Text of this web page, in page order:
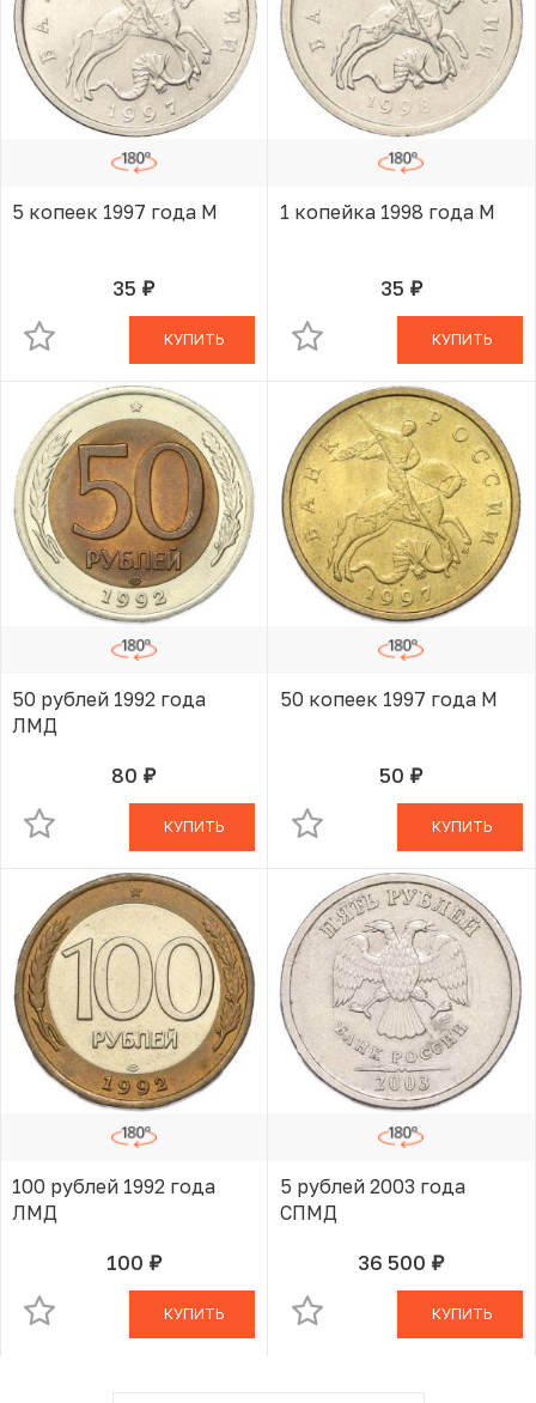
5 копеек 1997 года М
35 руб.В КОРЗИНЕ
КУПИТЬ
1 копейка 1998 года М
35 руб.В КОРЗИНЕ
КУПИТЬ
50 рублей 1992 года
ЛМД
80 руб.В КОРЗИНЕ
КУПИТЬ
50 копеек 1997 года М
50 руб.В КОРЗИНЕ
КУПИТЬ
100 рублей 1992 года
ЛМД
100 руб.В КОРЗИНЕ
КУПИТЬ
5 рублей 2003 года
СПМД
36 500 руб.
В КОРЗИНЕ
КУПИТЬ